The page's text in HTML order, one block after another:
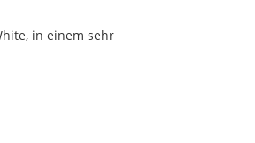
in einem sehr